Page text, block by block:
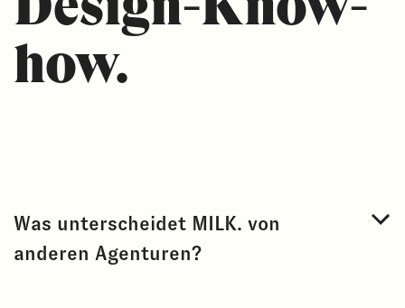
how.
Was unterscheidet MILK. von
anderen Agenturen?